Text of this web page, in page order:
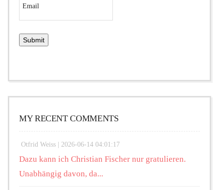
MY RECENT COMMENTS
Otfrid Weiss | 2026-06-14 04:01:17
Dazu kann ich Christian Fischer nur gratulieren.
Unabhängig davon, da...